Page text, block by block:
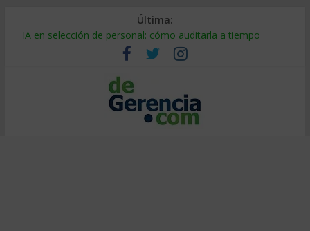
Última:
IA en selección de personal: cómo auditarla a tiempo
Trabajo forzoso en la cadena de suministro: qué hacer
Mercado hispano de EE. UU.: cómo segmentarlo y venderle
Stablecoins para empresas: cómo pagar y cobrar en 2026
Despido silencioso: qué es y por qué sale tan caro